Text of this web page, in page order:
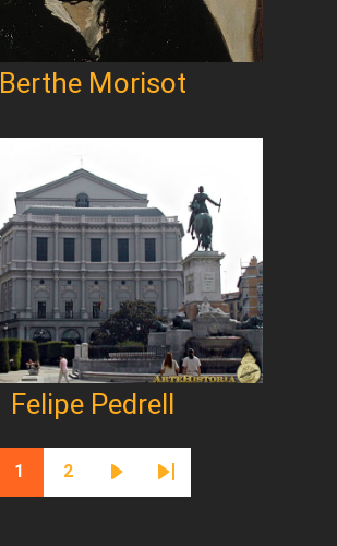
Berthe Morisot
Felipe Pedrell
Página actual
1
Página
2
Siguiente página
Última página